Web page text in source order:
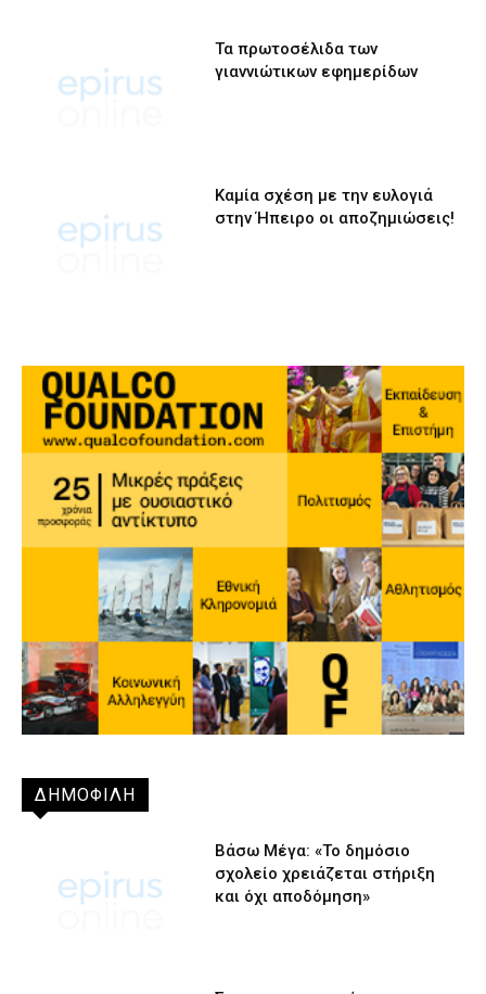
Τα πρωτοσέλιδα των
γιαννιώτικων εφημερίδων
Καμία σχέση με την ευλογιά
στην Ήπειρο οι αποζημιώσεις!
ΔΗΜΟΦΙΛΗ
Βάσω Μέγα: «Το δημόσιο
σχολείο χρειάζεται στήριξη
και όχι αποδόμηση»